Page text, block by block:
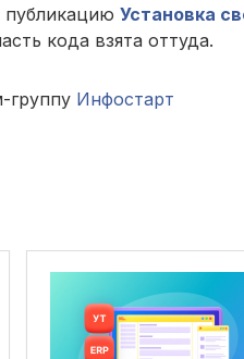
публикацию Установка
кода взята оттуда.
группу Инфостарт